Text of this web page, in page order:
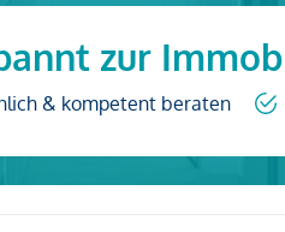
zur
& kompetent beraten